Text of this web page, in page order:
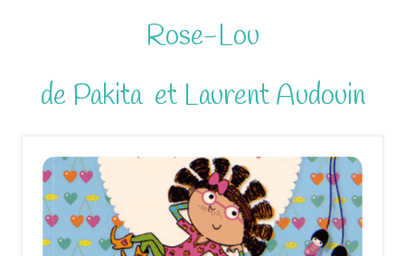
Rose-Lou
de Pakita et Laurent Audouin